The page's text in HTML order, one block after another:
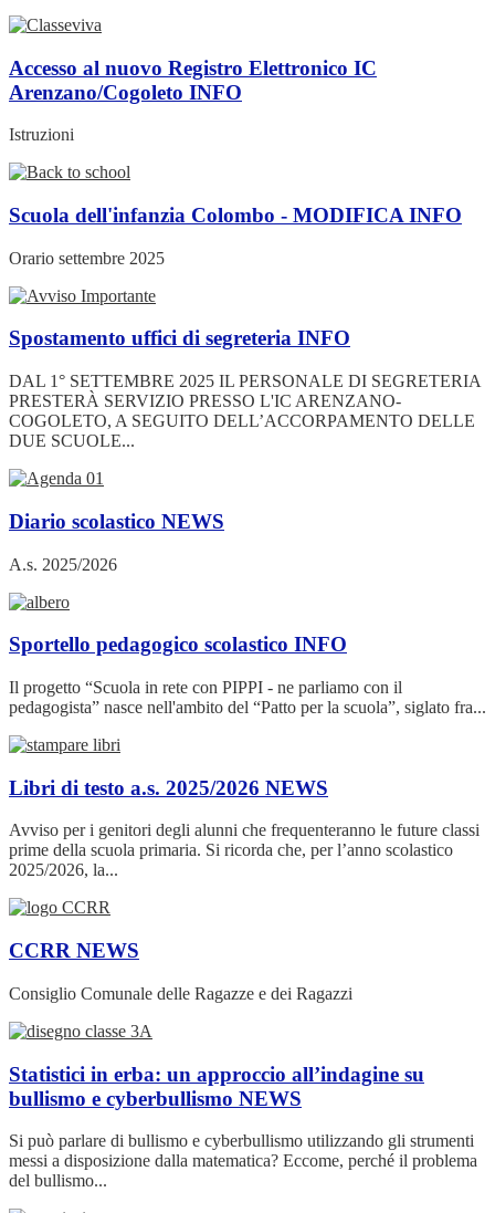
Accesso al nuovo Registro Elettronico IC
Arenzano/Cogoleto INFO
Istruzioni
Scuola dell'infanzia Colombo - MODIFICA INFO
Orario settembre 2025
Spostamento uffici di segreteria INFO
DAL 1° SETTEMBRE 2025 IL PERSONALE DI SEGRETERIA
PRESTERÀ SERVIZIO PRESSO L'IC ARENZANO-
COGOLETO, A SEGUITO DELL’ACCORPAMENTO DELLE
DUE SCUOLE...
Diario scolastico NEWS
A.s. 2025/2026
Sportello pedagogico scolastico INFO
Il progetto “Scuola in rete con PIPPI - ne parliamo con il
pedagogista” nasce nell'ambito del “Patto per la scuola”, siglato fra...
Libri di testo a.s. 2025/2026 NEWS
Avviso per i genitori degli alunni che frequenteranno le future classi
prime della scuola primaria. Si ricorda che, per l’anno scolastico
2025/2026, la...
CCRR NEWS
Consiglio Comunale delle Ragazze e dei Ragazzi
Statistici in erba: un approccio all’indagine su
bullismo e cyberbullismo NEWS
Si può parlare di bullismo e cyberbullismo utilizzando gli strumenti
messi a disposizione dalla matematica? Eccome, perché il problema
del bullismo...